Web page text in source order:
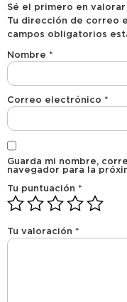
Sé el primero en valorar
Tu dirección de correo
campos obligatorios
Nombre *
Correo electrónico *
Guarda mi nombre,
navegador para la
Tu puntuación *
Tu valoración *